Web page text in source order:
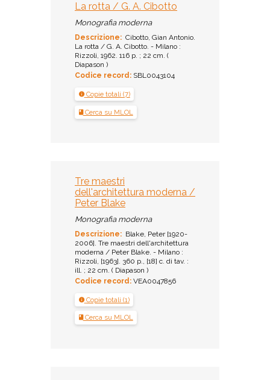
La rotta / G. A. Cibotto
Monografia moderna
Descrizione: Cibotto, Gian Antonio.
La rotta / G. A. Cibotto. - Milano :
Rizzoli, 1962. 116 p. ; 22 cm. (
Diapason )
Codice record: SBL0043104
Copie totali (7)
Cerca su MLOL
Tre maestri
dell'architettura moderna /
Peter Blake
Monografia moderna
Descrizione: Blake, Peter [1920-
2006]. Tre maestri dell'architettura
moderna / Peter Blake. - Milano :
Rizzoli, [1963]. 360 p., [18] c. di tav. :
ill. ; 22 cm. ( Diapason )
Codice record: VEA0047856
Copie totali (1)
Cerca su MLOL